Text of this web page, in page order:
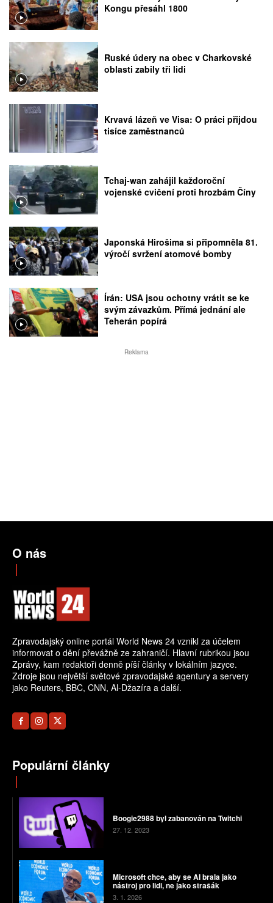
Kongu přesáhl 1800
Ruské údery na obec v Charkovské
oblasti zabily tři lidi
Krvavá lázeň ve Visa: O práci přijdou
tisíce zaměstnanců
Tchaj-wan zahájil každoroční
vojenské cvičení proti hrozbám Číny
Japonská Hirošima si připomněla 81.
výročí svržení atomové bomby
Írán: USA jsou ochotny vrátit se ke
svým závazkům. Přímá jednání ale
Teherán popírá
Reklama
O nás
Zpravodajský online portál World News 24 vznikl za účelem
informovat o dění převážně ze zahraničí. Hlavní rubrikou jsou
Zprávy, kam redaktoři denně píší články v lokálním jazyce.
Zdroje jsou největší světové zpravodajské agentury a servery
jako Reuters, BBC, CNN, Al-Džazíra a další.
Populární články
Boogie2988 byl zabanován na Twitchi
27. 12. 2023
Microsoft chce, aby se AI brala jako
nástroj pro lidi, ne jako strašák
3. 1. 2026